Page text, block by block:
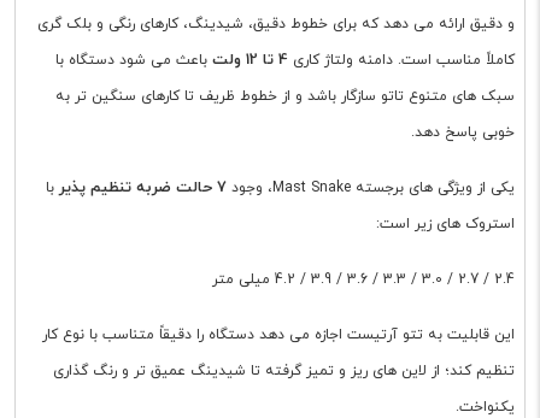
و دقیق ارائه می دهد که برای خطوط دقیق، شیدینگ، کارهای رنگی و بلک گری
کاملاً مناسب است. دامنه ولتاژ کاری 4 تا 12 ولت
باعث می شود دستگاه با
سبک های متنوع تاتو سازگار باشد و از خطوط ظریف تا کارهای سنگین تر به
خوبی پاسخ دهد.
یکی از ویژگی های برجسته Mast Snake، وجود 7 حالت ضربه تنظیم پذیر
با
استروک های زیر است:
2.4 / 2.7 / 3.0 / 3.3 / 3.6 / 3.9 / 4.2 میلی متر
این قابلیت به تتو آرتیست اجازه می دهد دستگاه را دقیقاً متناسب با نوع کار
تنظیم کند؛ از لاین های ریز و تمیز گرفته تا شیدینگ عمیق تر و رنگ گذاری
یکنواخت.